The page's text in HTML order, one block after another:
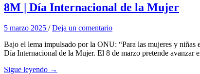
8M | Día Internacional de la Mujer
5 marzo 2025 /Deja un comentario
Bajo el lema impulsado por la ONU: “Para las mujeres y niñas
Día Internacional de la Mujer. El 8 de marzo pretende
Sigue leyendo →